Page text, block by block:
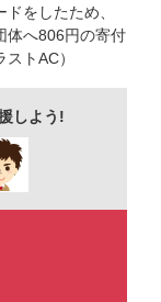
をしたため、
体へ806円の寄付
トAC）
しよう!